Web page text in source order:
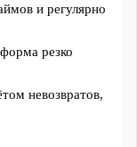
и регулярно
резко
невозвратов,